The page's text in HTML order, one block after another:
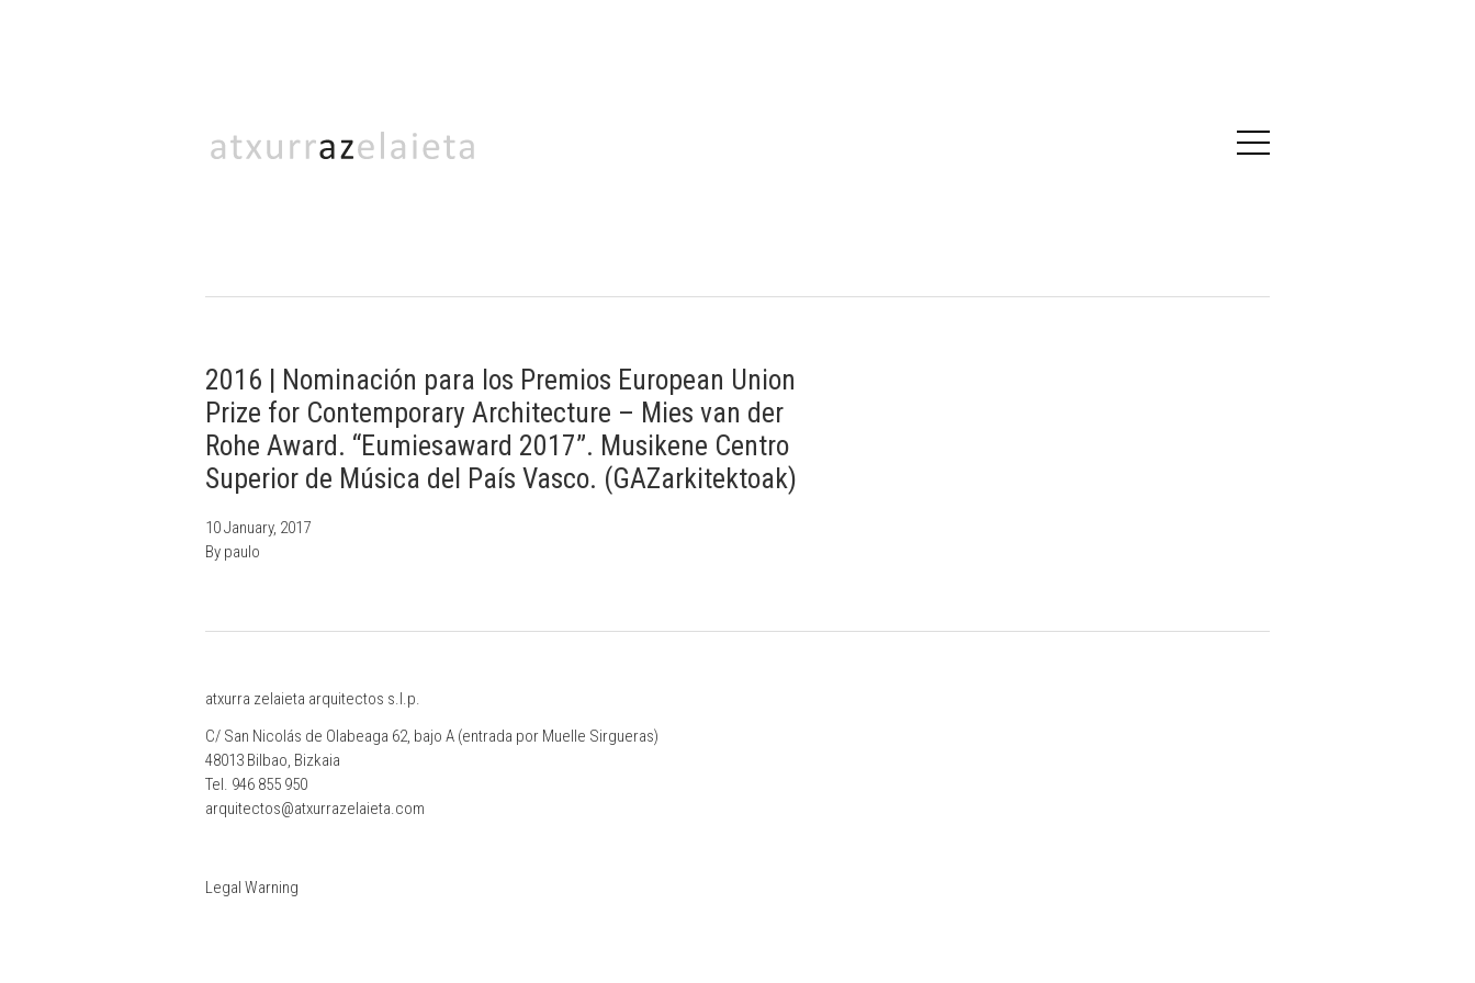
2016 | Nominación para los Premios European Union
Prize for Contemporary Architecture – Mies van der
Rohe Award. “Eumiesaward 2017”. Musikene Centro
Superior de Música del País Vasco. (GAZarkitektoak)
10 January, 2017
By paulo
atxurra zelaieta arquitectos s.l.p.
C/ San Nicolás de Olabeaga 62, bajo A (entrada por Muelle Sirgueras)
48013 Bilbao, Bizkaia
Tel. 946 855 950
arquitectos@atxurrazelaieta.com
Legal Warning